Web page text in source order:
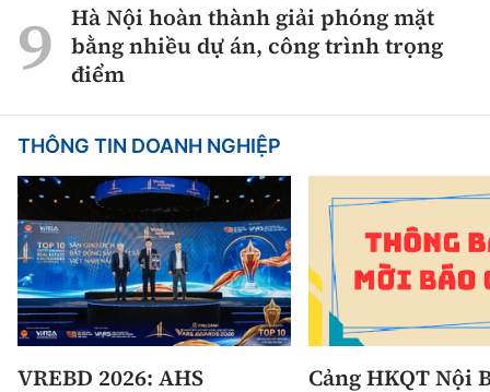
Hà Nội hoàn thành giải phóng mặt
bằng nhiều dự án, công trình trọng
điểm
THÔNG TIN DOANH NGHIỆP
VREBD 2026: AHS
Cảng HKQT Nội